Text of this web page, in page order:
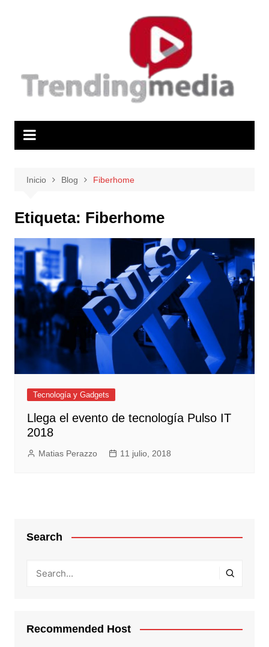
Inicio Blog Fiberhome
Etiqueta: Fiberhome
Tecnología y Gadgets
Llega el evento de tecnología Pulso IT
2018
Matias Perazzo 11 julio, 2018
Search
Recommended Host